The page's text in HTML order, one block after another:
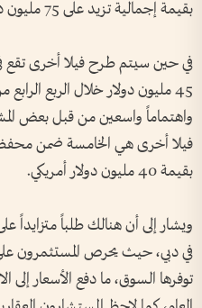
بقيمة إجمالية تزيد على 75 مليون دولار أمريكي.
في حين سيتم طرح فيلا أخرى تقع
45 مليون دولار خلال الربع
واهتماماً واسعين من قبل بعض
فيلا أخرى هي الخامسة ضمن
بقيمة 40 مليون دولار أمريكي.
ويشار إلى أن هنالك طلباً متزايداً
في دبي، حيث يحرص المستثمرون